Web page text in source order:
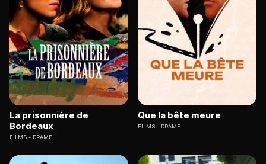
La prisonnière de
Bordeaux
FILMS DRAME
Que la bête meure
FILMS DRAME